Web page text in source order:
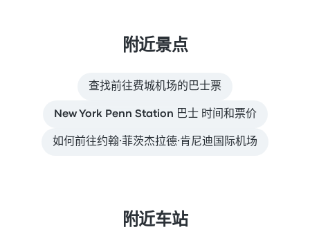
附近景点
查找前往费城机场的巴士票
New York Penn Station 巴士 时间和票价
如何前往约翰·菲茨杰拉德·肯尼迪国际机场
附近车站